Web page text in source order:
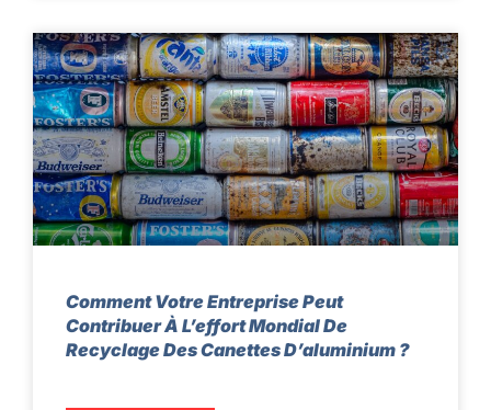
Comment Votre Entreprise Peut
Contribuer À L’effort Mondial De
Recyclage Des Canettes D’aluminium ?